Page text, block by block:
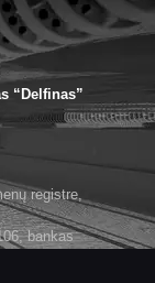
“Delfinas”
registre,
bankas